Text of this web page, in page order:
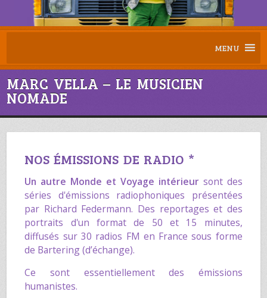
MENU
MARC VELLA – LE MUSICIEN
NOMADE
NOS ÉMISSIONS DE RADIO *
Un autre Monde et Voyage intérieursont des
séries d'émissions radiophoniques présentées
par Richard Federmann. Des reportages et des
portraits d'un format de 50 et 15 minutes,
diffusés sur 30 radios FM en France sous forme
de Bartering (d’échange).
Ce sont essentiellement des émissions
humanistes.